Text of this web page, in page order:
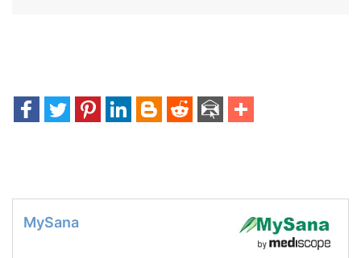
MySana